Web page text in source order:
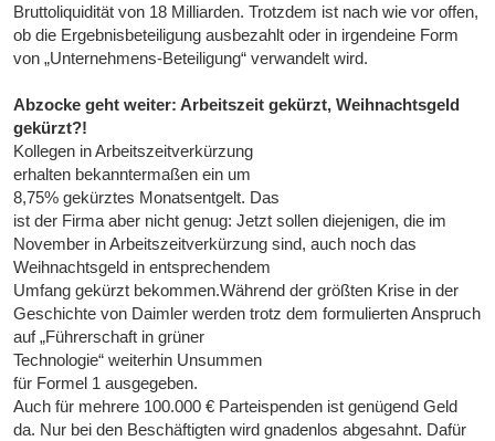
Bruttoliquidität von 18 Milliarden. Trotzdem ist nach wie vor offen,
ob die Ergebnisbeteiligung ausbezahlt oder in irgendeine Form
von „Unternehmens-Beteiligung“ verwandelt wird.
Abzocke geht weiter: Arbeitszeit gekürzt, Weihnachtsgeld
gekürzt?!
Kollegen in Arbeitszeitverkürzung
erhalten bekanntermaßen ein um
8,75% gekürztes Monatsentgelt. Das
ist der Firma aber nicht genug: Jetzt sollen diejenigen, die im
November in Arbeitszeitverkürzung sind, auch noch das
Weihnachtsgeld in entsprechendem
Umfang gekürzt bekommen.Während der größten Krise in der
Geschichte von Daimler werden trotz dem formulierten Anspruch
auf „Führerschaft in grüner
Technologie“ weiterhin Unsummen
für Formel 1 ausgegeben.
Auch für mehrere 100.000 € Parteispenden ist genügend Geld
da. Nur bei den Beschäftigten wird gnadenlos abgesahnt. Dafür